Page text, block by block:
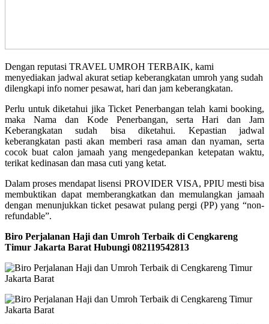
Dengan reputasi TRAVEL UMROH TERBAIK, kami
menyediakan jadwal akurat setiap keberangkatan umroh yang sudah
dilengkapi info nomer pesawat, hari dan jam keberangkatan.
Perlu untuk diketahui jika Ticket Penerbangan telah kami booking,
maka Nama dan Kode Penerbangan, serta Hari dan Jam
Keberangkatan sudah bisa diketahui. Kepastian jadwal
keberangkatan pasti akan memberi rasa aman dan nyaman, serta
cocok buat calon jamaah yang mengedepankan ketepatan waktu,
terikat kedinasan dan masa cuti yang ketat.
Dalam proses mendapat lisensi PROVIDER VISA, PPIU mesti bisa
membuktikan dapat memberangkatkan dan memulangkan jamaah
dengan menunjukkan ticket pesawat pulang pergi (PP) yang “non-
refundable”.
Biro Perjalanan Haji dan Umroh Terbaik di Cengkareng
Timur Jakarta Barat Hubungi 082119542813